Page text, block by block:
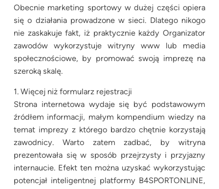
Obecnie marketing sportowy w dużej części opiera
się o działania prowadzone w sieci. Dlatego nikogo
nie zaskakuje fakt, iż praktycznie każdy Organizator
zawodów wykorzystuje witryny www lub media
społecznościowe, by promować swoją imprezę na
szeroką skalę.
1. Więcej niż formularz rejestracji
Strona internetowa wydaje się być podstawowym
źródłem informacji, małym kompendium wiedzy na
temat imprezy z którego bardzo chętnie korzystają
zawodnicy. Warto zatem zadbać, by witryna
prezentowała się w sposób przejrzysty i przyjazny
internaucie. Efekt ten można uzyskać wykorzystując
potencjał inteligentnej platformy B4SPORTONLINE,